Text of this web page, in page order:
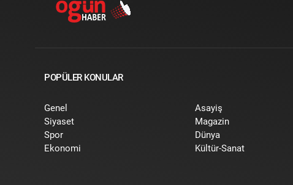
POPÜLER KONULAR
Genel
Siyaset
Spor
Ekonomi
Asayiş
Magazin
Dünya
Kültür-Sanat